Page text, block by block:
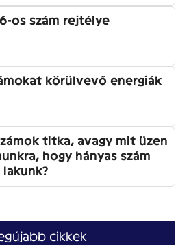
os szám rejtélye
körülvevő energiák
titka, avagy mit üzen
hogy hányas szám
cikkek